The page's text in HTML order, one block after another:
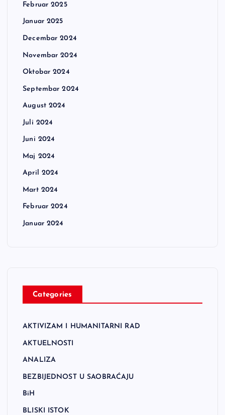
Februar 2025
Januar 2025
Decembar 2024
Novembar 2024
Oktobar 2024
Septembar 2024
August 2024
Juli 2024
Juni 2024
Maj 2024
April 2024
Mart 2024
Februar 2024
Januar 2024
Categories
AKTIVIZAM I HUMANITARNI RAD
AKTUELNOSTI
ANALIZA
BEZBIJEDNOST U SAOBRAĆAJU
BiH
BLISKI ISTOK